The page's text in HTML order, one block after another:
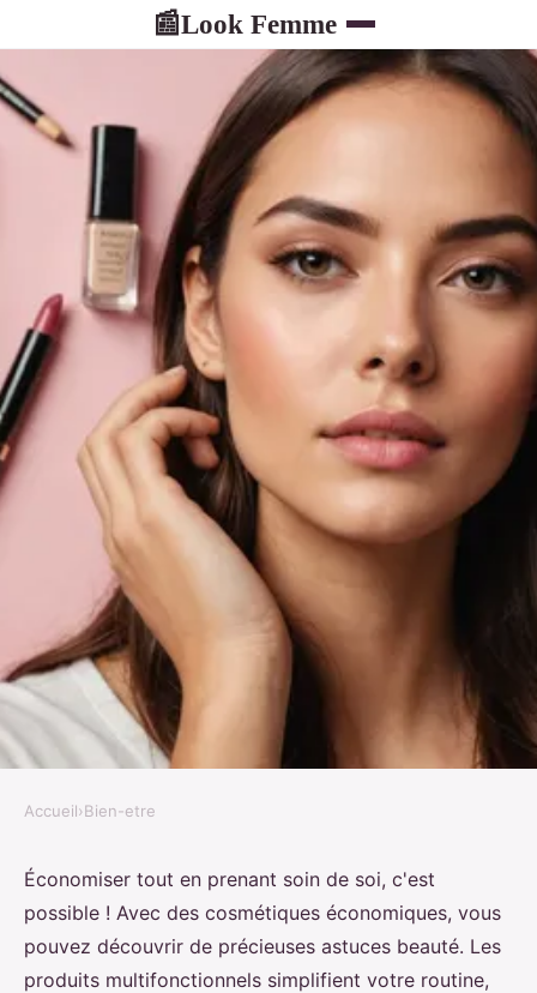
📰Look Femme
Adoptez des astuces beauté avec
des cosmétiques économiques
Lyana•5 mars 2025•7 min de lecture
Accueil›Bien-etre
Économiser tout en prenant soin de soi, c'est
possible ! Avec des cosmétiques économiques, vous
pouvez découvrir de précieuses astuces beauté. Les
produits multifonctionnels simplifient votre routine,